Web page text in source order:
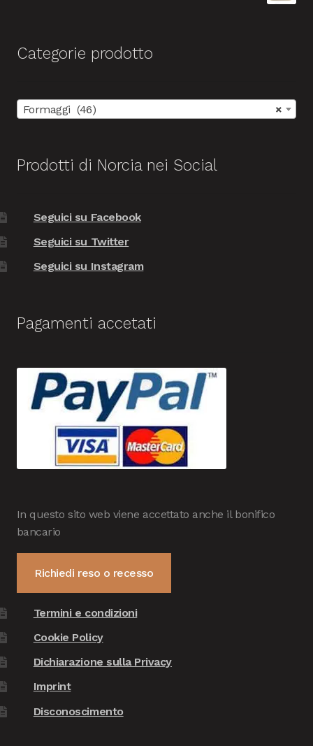
Categorie prodotto
×
Formaggi (46)
Prodotti di Norcia nei Social
Seguici su Facebook
Seguici su Twitter
Seguici su Instagram
Pagamenti accetati
In questo sito web viene accettato anche il bonifico
bancario
Richiedi reso o recesso
Termini e condizioni
Cookie Policy
Dichiarazione sulla Privacy
Imprint
Disconoscimento